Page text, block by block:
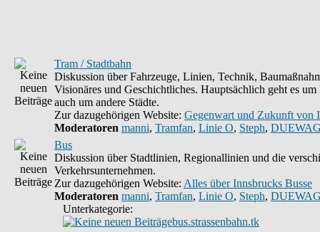
Tram / Stadtbahn
Diskussion über Fahrzeuge, Linien, Technik,
Visionäres und Geschichtliches. Hauptsächlich geht es
auch um andere Städte.
Zur dazugehörigen Website: Gegenwart und Zukunft von
Moderatoren manni, Tramfan, Linie O, Steph,
Bus
Diskussion über Stadtlinien, Regionallinien und die
Verkehrsunternehmen.
Zur dazugehörigen Website: Alles über Innsbrucks Busse
Moderatoren manni, Tramfan, Linie O, Steph,
Unterkategorie:
bus.strassenbahn.tk